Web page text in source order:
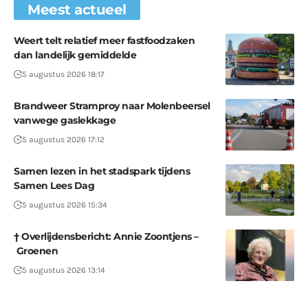
Meest actueel
Weert telt relatief meer fastfoodzaken
dan landelijk gemiddelde
5 augustus 2026 18:17
Brandweer Stramproy naar Molenbeersel
vanwege gaslekkage
5 augustus 2026 17:12
Samen lezen in het stadspark tijdens
Samen Lees Dag
5 augustus 2026 15:34
† Overlijdensbericht: Annie Zoontjens –
Groenen
5 augustus 2026 13:14